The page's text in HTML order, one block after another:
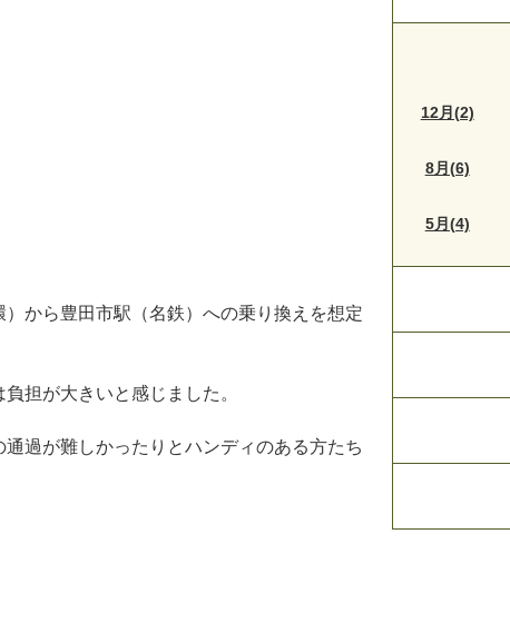
から豊田市駅（名鉄）への乗り換えを想定
担が大きいと感じました。
過が難しかったりとハンディのある方たち
12月(2)
8月(6)
5月(4)